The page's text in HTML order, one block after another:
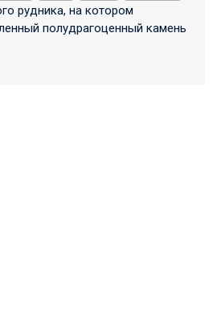
рудника, на котором
полудрагоценный камень